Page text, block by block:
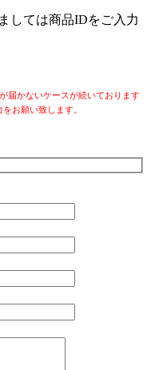
しては商品IDをご入力
届かないケースが続いております
お願い致します。